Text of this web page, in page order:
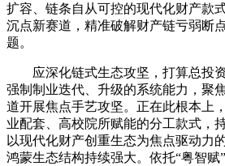
扩容、链条自从可控的现代化财产款
沉点新赛道，精准破解财产链亏弱断
题。
应深化链式生态攻坚，打算总投资
强制制业迭代、升级的系统能力，聚
道开展焦点手艺攻坚。正在此根本上
业配套、高校院所赋能的分工款式，
以现代化财产创重生态为焦点驱动力
鸿蒙生态结构持续强大。依托“粤智